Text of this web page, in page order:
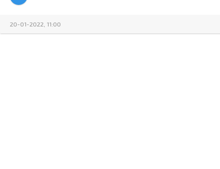
20-01-2022, 11:00